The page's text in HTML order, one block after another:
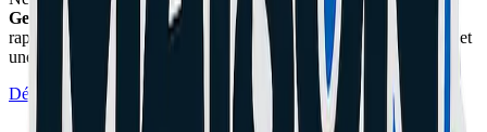
Geek
situé à Cannes (06) prend en charge cette réparation
rapidement avec un diagnostic professionnel, des pièces certifiées et
une garantie de 1 an.
Dépannage Informatique (Cannes)